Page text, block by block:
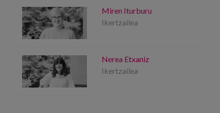
Miren Iturburu
Ikertzailea
Nerea Etxaniz
Ikertzailea